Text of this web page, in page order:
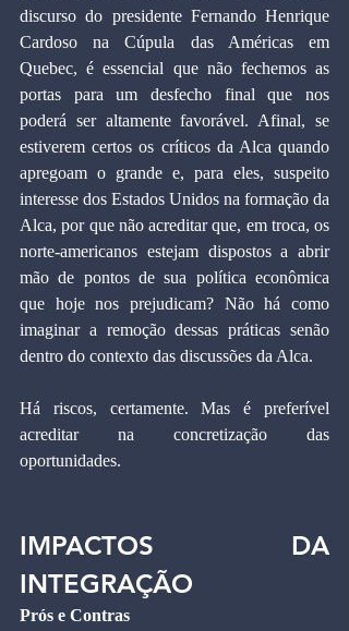
discurso do presidente Fernando Henrique
Cardoso na Cúpula das Américas em
Quebec, é essencial que não fechemos as
portas para um desfecho final que nos
poderá ser altamente favorável. Afinal, se
estiverem certos os críticos da Alca quando
apregoam o grande e, para eles, suspeito
interesse dos Estados Unidos na formação da
Alca, por que não acreditar que, em troca, os
norte-americanos estejam dispostos a abrir
mão de pontos de sua política econômica
que hoje nos prejudicam? Não há como
imaginar a remoção dessas práticas senão
dentro do contexto das discussões da Alca.
Há riscos, certamente. Mas é preferível
acreditar na concretização das
oportunidades.
IMPACTOS DA
INTEGRAÇÃO
Prós e Contras